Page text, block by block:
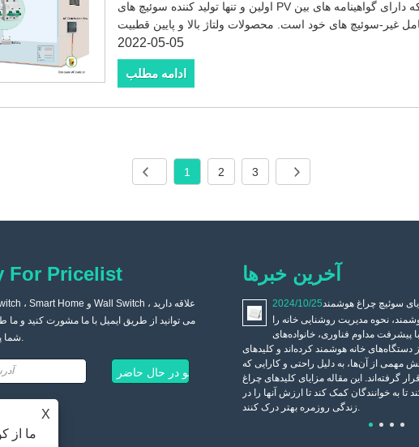
اولین و تنها تولید کننده سوئیچ های PV در چین تبدیل کرد که دارای گواهینامه های بین
غیر-سوئیچ های خود است. محصولات ولتاژ بالا و پایین قطبیت
2022-05-05
ادامه مطلب
1 2 3
For Pricelist آخرین خبرها
وقتی خانه من بازسازی می شود، چرا یک سوئیچ معمولی
نکردم، بلکه یک سوئیچ صوتی هوشمند را انتخاب
09/03
هوشمند روز به روز محبوب تر می شوند. بسیاری از
هوشمند از زندگی ما جدا نیستند و راحتی زیادی را برای
فراهم می کنند.
سوئیچ چراغ هوشمند 2024/10/25
نحوه مدیریت روشنایی خانه را
پیشرفت مداوم فناوری، خانواده‌های
دستگاه‌های خانه هوشمند کرده‌اند و کلیدهای
مهمی از آن‌ها، به دلیل راحتی و کارایی که
گرفته‌اند. این مقاله مزایای کلیدهای چراغ
به خوانندگان کمک کند تا ارزش آنها را در
X
ما از